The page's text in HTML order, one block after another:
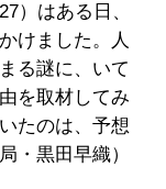
）はある日、
けました。人
る謎に、いて
を取材してみ
たのは、予想
・黒田早織）